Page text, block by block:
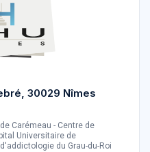
30029 Nîmes
Carémeau - Centre de
Universitaire de
du Grau-du-Roi